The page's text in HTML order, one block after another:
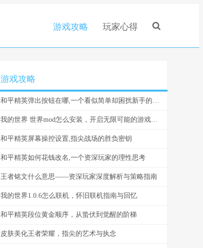
游戏攻略 玩家心得
游戏攻略
和平精英弹出按钮在哪,一个看似简单却困扰新手的界面谜题
我的世界 世界mod怎么安装，开启无限可能的游戏之旅
和平精英屏幕操控设置,指尖战场的胜负密钥
和平精英如何花钱改名,一个资深玩家的理性思考
王者铭文什么意思——资深玩家深度解析与策略指南
我的世界1.0.6怎么联机，怀旧联机指南与回忆
和平精英段位黄金顺序，从蛰伏到觉醒的阶梯
皮肤美化王者荣耀，指尖的艺术与执念